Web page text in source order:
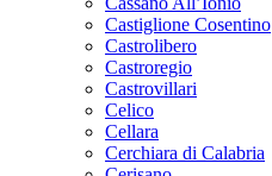
Castiglione Cosentino
Castrolibero
Castroregio
Castrovillari
Celico
Cellara
Cerchiara di Calabria